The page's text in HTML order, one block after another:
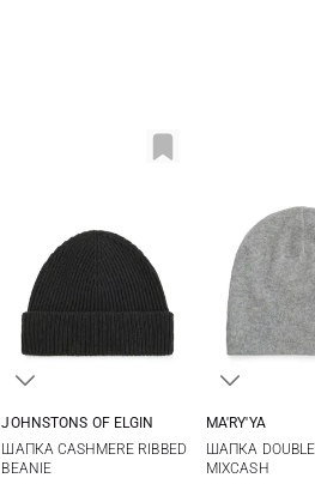
JOHNSTONS OF ELGIN
ШАПКА CASHMERE RIBBED
BEANIE
MA'RY'YA
ШАПКА
MIXCASH